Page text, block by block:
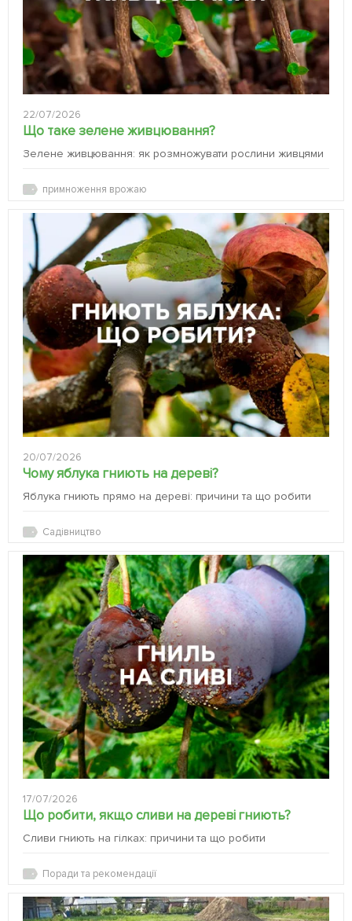
22/07/2026
Що таке зелене живцювання?
Зелене живцювання: як розмножувати рослини живцями
примноження врожаю
20/07/2026
Чому яблука гниють на дереві?
Яблука гниють прямо на дереві: причини та що робити
Садівництво
17/07/2026
Що робити, якщо сливи на дереві гниють?
Сливи гниють на гілках: причини та що робити
Поради та рекомендації